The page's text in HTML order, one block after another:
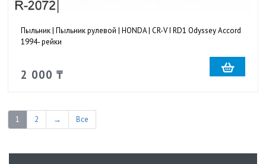
Пыльник | Пыльник рулевой | HONDA | CR-V I RD1 Odyssey Accord
1994- рейки
2 000 ₸
1 2 → Все